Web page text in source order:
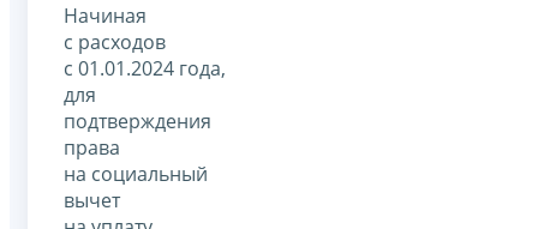
Начиная
с расходов
с 01.01.2024 года,
для
подтверждения
права
на социальный
вычет